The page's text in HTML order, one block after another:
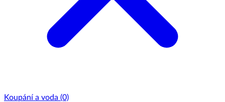
Koupání a voda (0)